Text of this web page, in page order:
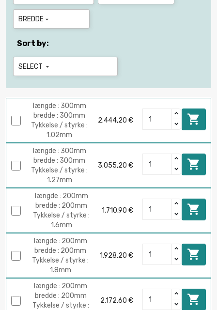
BREDDE 
Sort by:
SELECT 
længde : 300mm
bredde : 300mm
Tykkelse / styrke :
1.02mm
2.444,20 € 
længde : 300mm
bredde : 300mm
Tykkelse / styrke :
1.27mm
3.055,20 € 
længde : 200mm
bredde : 200mm
Tykkelse / styrke :
1.6mm
1.710,90 € 
længde : 200mm
bredde : 200mm
Tykkelse / styrke :
1.8mm
1.928,20 € 
længde : 200mm
bredde : 200mm
Tykkelse / styrke :
2.172,60 € 